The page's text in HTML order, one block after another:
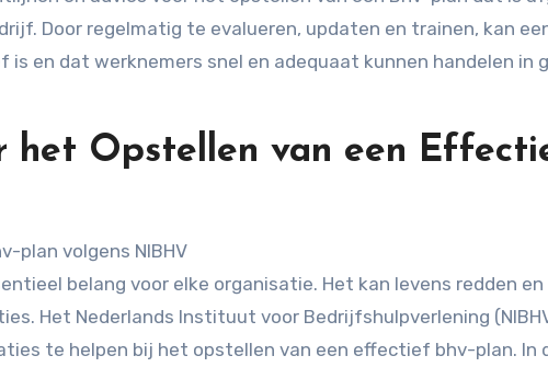
Door regelmatig te evalueren, updaten en trainen, kan
en dat werknemers snel en adequaat kunnen handelen in
het Opstellen van een
belang voor elke organisatie. Het kan levens redden en
Het Nederlands Instituut voor Bedrijfshulpverlening
te helpen bij het opstellen van een effectief bhv-plan. In